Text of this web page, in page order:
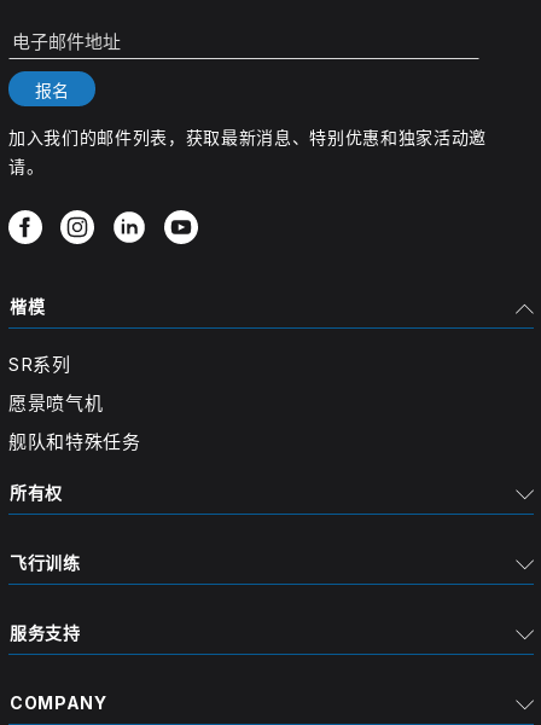
报名
加入我们的邮件列表，获取最新消息、特别优惠和独家活动邀
请。
楷模
SR系列
愿景喷气机
舰队和特殊任务
所有权
飞行训练
服务支持
COMPANY